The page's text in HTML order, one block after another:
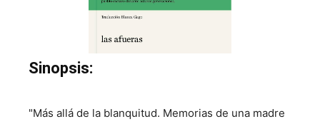
Sinopsis:
"Más allá de la blanquitud. Memorias de una madre